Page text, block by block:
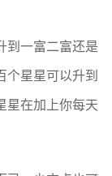
到一富二富还是
个星星可以升到
星在加上你每天